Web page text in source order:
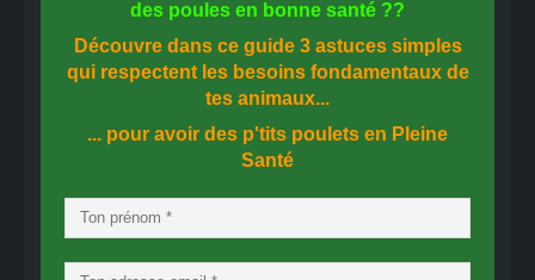
des poules en bonne santé ??
Découvre dans ce guide 3 astuces simples
qui respectent les besoins fondamentaux de
tes animaux...
... pour avoir des p'tits poulets en Pleine
Santé